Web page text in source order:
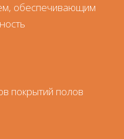
обеспечивающим
покрытий полов